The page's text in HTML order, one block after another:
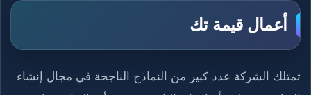
أعمال قيمة تك
تمتلك الشركة عدد كبير من النماذج الناجحة في مجال إنشاء